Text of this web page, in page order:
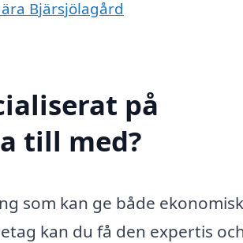
Bjärsjölagård
på
till med?
som kan ge både
kan du få den expertis